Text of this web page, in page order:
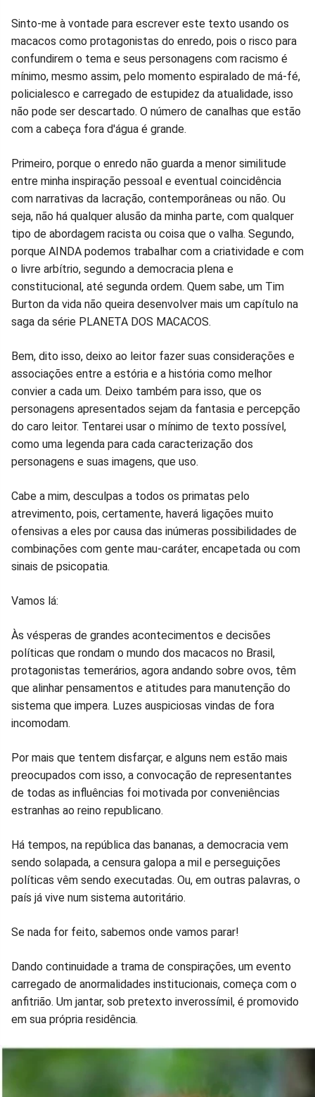
Sinto-me à vontade para escrever este texto usando os
macacos como protagonistas do enredo, pois o risco para
confundirem o tema e seus personagens com racismo é
mínimo, mesmo assim, pelo momento espiralado de má-fé,
policialesco e carregado de estupidez da atualidade, isso
não pode ser descartado. O número de canalhas que estão
com a cabeça fora d'água é grande.
Primeiro, porque o enredo não guarda a menor similitude
entre minha inspiração pessoal e eventual coincidência
com narrativas da lacração, contemporâneas ou não. Ou
seja, não há qualquer alusão da minha parte, com qualquer
tipo de abordagem racista ou coisa que o valha. Segundo,
porque AINDA podemos trabalhar com a criatividade e com
o livre arbítrio, segundo a democracia plena e
constitucional, até segunda ordem. Quem sabe, um Tim
Burton da vida não queira desenvolver mais um capítulo na
saga da série PLANETA DOS MACACOS.
Bem, dito isso, deixo ao leitor fazer suas considerações e
associações entre a estória e a história como melhor
convier a cada um. Deixo também para isso, que os
personagens apresentados sejam da fantasia e percepção
do caro leitor. Tentarei usar o mínimo de texto possível,
como uma legenda para cada caracterização dos
personagens e suas imagens, que uso.
Cabe a mim, desculpas a todos os primatas pelo
atrevimento, pois, certamente, haverá ligações muito
ofensivas a eles por causa das inúmeras possibilidades de
combinações com gente mau-caráter, encapetada ou com
sinais de psicopatia.
Vamos lá:
Às vésperas de grandes acontecimentos e decisões
políticas que rondam o mundo dos macacos no Brasil,
protagonistas temerários, agora andando sobre ovos, têm
que alinhar pensamentos e atitudes para manutenção do
sistema que impera. Luzes auspiciosas vindas de fora
incomodam.
Por mais que tentem disfarçar, e alguns nem estão mais
preocupados com isso, a convocação de representantes
de todas as influências foi motivada por conveniências
estranhas ao reino republicano.
Há tempos, na república das bananas, a democracia vem
sendo solapada, a censura galopa a mil e perseguições
políticas vêm sendo executadas. Ou, em outras palavras, o
país já vive num sistema autoritário.
Se nada for feito, sabemos onde vamos parar!
Dando continuidade a trama de conspirações, um evento
carregado de anormalidades institucionais, começa com o
anfitrião. Um jantar, sob pretexto inverossímil, é promovido
em sua própria residência.